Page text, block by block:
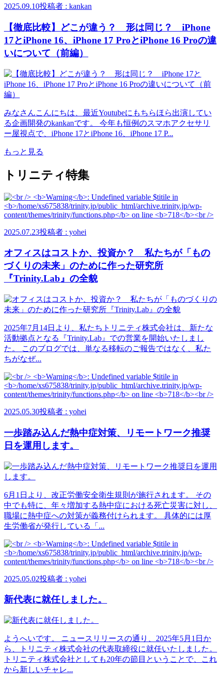
2025.09.10投稿者 : kankan
【徹底比較】どこが違う？ 形は同じ？ iPhone
17とiPhone 16、iPhone 17 ProとiPhone 16 Proの違
いについて（前編）
みなさんこんにちは、最近Youtubeにもちらほら出演してい
る企画開発のkankanです。 今年も恒例のスマホアクセサリ
ー屋視点で、iPhone 17とiPhone 16、iPhone 17 P...
もっと見る
トリニティ特集
2025.07.23投稿者 : yohei
オフィスはコストか、投資か？ 私たちが「もの
づくりの未来」のために作った研究所
『Trinity.Lab』の全貌
2025年7月14日より、私たちトリニティ株式会社は、新たな
活動拠点となる『Trinity.Lab』での営業を開始いたしまし
た。 このブログでは、単なる移転のご報告ではなく、私た
ちがなぜ...
2025.05.30投稿者 : yohei
一歩踏み込んだ熱中症対策、リモートワーク推奨
日を運用します。
6月1日より、改正労働安全衛生規則が施行されます。 その
中でも特に、年々増加する熱中症における死亡災害に対し、
職場に熱中症への対策が義務付けられます。 具体的には厚
生労働省が発行している「...
2025.05.02投稿者 : yohei
新代表に就任しました。
ようへいです。 ニュースリリースの通り、2025年5月1日か
ら、トリニティ株式会社の代表取締役に就任いたしました。
トリニティ株式会社としても20年の節目ということで、これ
から新しいチャレ...